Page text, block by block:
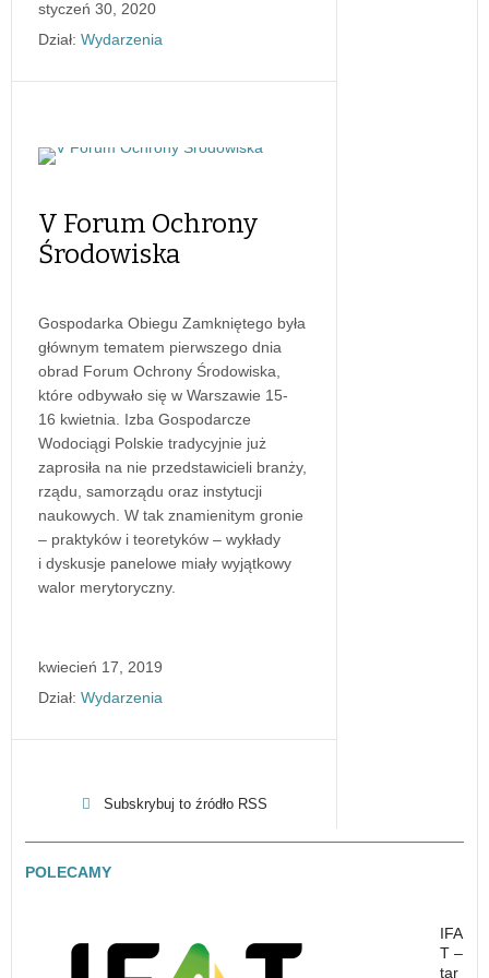
styczeń 30, 2020
Dział: Wydarzenia
V Forum Ochrony
Środowiska
Gospodarka Obiegu Zamkniętego była
głównym tematem pierwszego dnia
obrad Forum Ochrony Środowiska,
które odbywało się w Warszawie 15-
16 kwietnia. Izba Gospodarcze
Wodociągi Polskie tradycyjnie już
zaprosiła na nie przedstawicieli branży,
rządu, samorządu oraz instytucji
naukowych. W tak znamienitym gronie
– praktyków i teoretyków – wykłady
i dyskusje panelowe miały wyjątkowy
walor merytoryczny.
kwiecień 17, 2019
Dział: Wydarzenia
Subskrybuj to źródło RSS
POLECAMY
IFA
T –
tar